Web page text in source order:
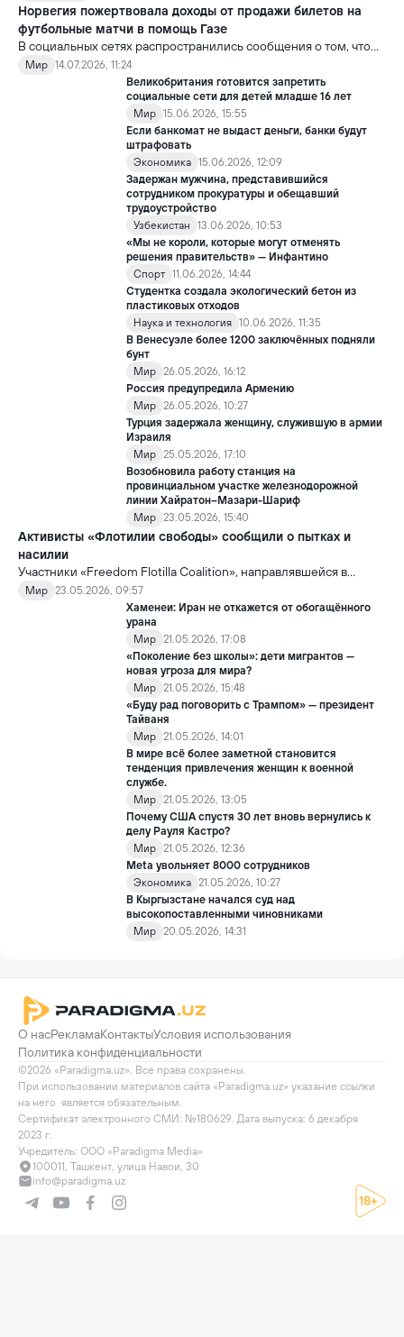
стоимость более ранних моделей заметно снижается.
Норвегия пожертвовала доходы от продажи билетов на
футбольные матчи в помощь Газе
В социальных сетях распространились сообщения о том, что
сборная Норвегии перечислила весь призовой фонд,
полученный на чемпионате мира по футболу FIFA 2026, в
качестве гуманитарной помощи жителям сектора Газа.
Мир 14.07.2026, 11:24
Великобритания готовится запретить
социальные сети для детей младше 16 лет
Мир 15.06.2026, 15:55
Если банкомат не выдаст деньги, банки будут
штрафовать
Экономика 15.06.2026, 12:09
Задержан мужчина, представившийся
сотрудником прокуратуры и обещавший
трудоустройство
Узбекистан
13.06.2026, 10:53
«Мы не короли, которые могут отменять
решения правительств» — Инфантино
Спорт 11.06.2026, 14:44
Студентка создала экологический бетон из
пластиковых отходов
Наука и технология 10.06.2026, 11:35
В Венесуэле более 1200 заключённых подняли
бунт
Мир 26.05.2026, 16:12
Россия предупредила Армению
Мир 26.05.2026, 10:27
Турция задержала женщину, служившую в армии
Израиля
Мир 25.05.2026, 17:10
Возобновила работу станция на
провинциальном участке железнодорожной
линии Хайратон–Мазари-Шариф
Мир 23.05.2026, 15:40
Активисты «Флотилии свободы» сообщили о пытках и
насилии
Участники «Freedom Flotilla Coalition», направлявшейся в
сектор Газа с гуманитарной помощью, заявили, что после
задержания со стороны Израиль подверглись пыткам и
жестокому обращению.
Мир 23.05.2026, 09:57
Хаменеи: Иран не откажется от обогащённого
урана
Мир 21.05.2026, 17:08
«Поколение без школы»: дети мигрантов —
новая угроза для мира?
Мир 21.05.2026, 15:48
«Буду рад поговорить с Трампом» — президент
Тайваня
Мир 21.05.2026, 14:01
В мире всё более заметной становится
тенденция привлечения женщин к военной
службе.
Мир 21.05.2026, 13:05
Почему США спустя 30 лет вновь вернулись к
делу Рауля Кастро?
Мир 21.05.2026, 12:36
Meta увольняет 8000 сотрудников
Экономика 21.05.2026, 10:27
В Кыргызстане начался суд над
высокопоставленными чиновниками
Мир 20.05.2026, 14:31
О насРекламаКонтактыУсловия использования
Политика конфиденциальности
©2026 «Paradigma.uz». Все права сохранены.
При использовании материалов сайта «Paradigma.uz» указание ссылки
на него  является обязательным.
Сертификат электронного СМИ: №180629. Дата выпуска: 6 декабря
2023 г.
Учредитель: ООО «Paradigma Media»
100011, Ташкент, улица Навои, 30
info@paradigma.uz